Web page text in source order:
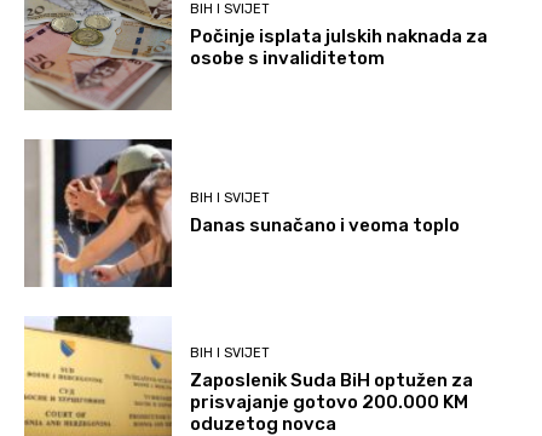
BIH I SVIJET
Počinje isplata julskih naknada za
osobe s invaliditetom
BIH I SVIJET
Danas sunačano i veoma toplo
BIH I SVIJET
Zaposlenik Suda BiH optužen za
prisvajanje gotovo 200.000 KM
oduzetog novca